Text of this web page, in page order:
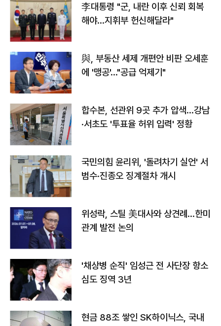
李대통령 "군, 내란 이후 신뢰 회복
해야…지휘부 헌신해달라"
與, 부동산 세제 개편안 비판 오세훈
에 '맹공'…"공급 억제기"
합수본, 선관위 9곳 추가 압색…강남
·서초도 '투표율 허위 입력' 정황
국민의힘 윤리위, '돌려차기 실언' 서
범수·진종오 징계절차 개시
위성락, 스틸 美대사와 상견례…한미
관계 발전 논의
'채상병 순직' 임성근 전 사단장 항소
심도 징역 3년
현금 88조 쌓인 SK하이닉스, 국내